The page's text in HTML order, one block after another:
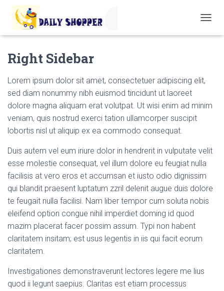
O
I
N
Right Sidebar
Lorem ipsum dolor sit amet, consectetuer adipiscing elit,
sed diam nonummy nibh euismod tincidunt ut laoreet
dolore magna aliquam erat volutpat. Ut wisi enim ad minim
veniam, quis nostrud exerci tation ullamcorper suscipit
lobortis nisl ut aliquip ex ea commodo consequat.
Duis autem vel eum iriure dolor in hendrerit in vulputate velit
esse molestie consequat, vel illum dolore eu feugiat nulla
facilisis at vero eros et accumsan et iusto odio dignissim
qui blandit praesent luptatum zzril delenit augue duis dolore
te feugait nulla facilisi. Nam liber tempor cum soluta nobis
eleifend option congue nihil imperdiet doming id quod
mazim placerat facer possim assum. Typi non habent
claritatem insitam; est usus legentis in iis qui facit eorum
claritatem.
Investigationes demonstraverunt lectores legere me lius
quod ii legunt saepius. Claritas est etiam processus